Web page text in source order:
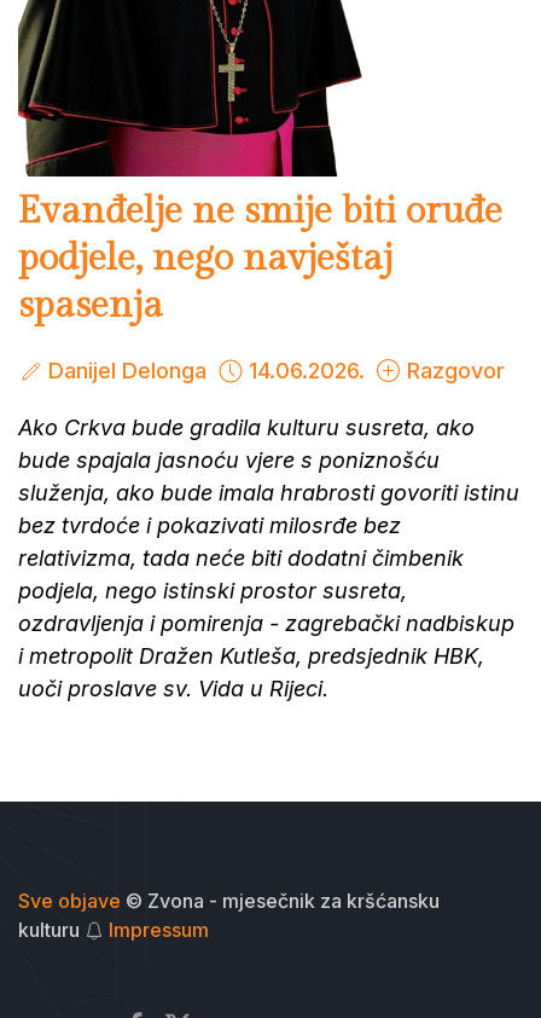
Evanđelje ne smije biti oruđe
podjele, nego navještaj
spasenja
Danijel Delonga 14.06.2026. Razgovor
Ako Crkva bude gradila kulturu susreta, ako
bude spajala jasnoću vjere s poniznošću
služenja, ako bude imala hrabrosti govoriti istinu
bez tvrdoće i pokazivati milosrđe bez
relativizma, tada neće biti dodatni čimbenik
podjela, nego istinski prostor susreta,
ozdravljenja i pomirenja - zagrebački nadbiskup
i metropolit Dražen Kutleša, predsjednik HBK,
uoči proslave sv. Vida u Rijeci.
Sve objave © Zvona - mjesečnik za kršćansku
kulturu
Impressum